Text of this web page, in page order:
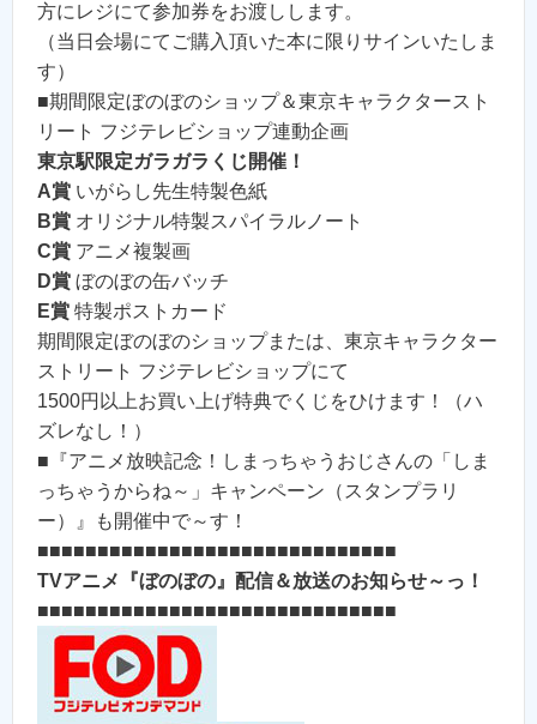
方にレジにて参加券をお渡しします。
（当日会場にてご購入頂いた本に限りサインいたしま
す）
■期間限定ぼのぼのショップ＆東京キャラクタースト
リート フジテレビショップ連動企画
東京駅限定ガラガラくじ開催！
A賞 いがらし先生特製色紙
B賞 オリジナル特製スパイラルノート
C賞 アニメ複製画
D賞 ぼのぼの缶バッチ
E賞 特製ポストカード
期間限定ぼのぼのショップまたは、東京キャラクター
ストリート フジテレビショップにて
1500円以上お買い上げ特典でくじをひけます！（ハ
ズレなし！）
■『アニメ放映記念！しまっちゃうおじさんの「しま
っちゃうからね～」キャンペーン（スタンプラリ
ー）』も開催中で～す！
■■■■■■■■■■■■■■■■■■■■■■■■■■■■■■
TVアニメ『ぼのぼの』配信＆放送のお知らせ～っ！
■■■■■■■■■■■■■■■■■■■■■■■■■■■■■■